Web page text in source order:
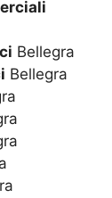
Bellegra
Bellegra